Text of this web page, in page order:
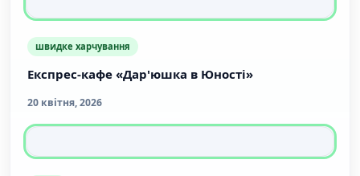
швидке харчування
Експрес-кафе «Дар'юшка в Юності»
20 квітня, 2026